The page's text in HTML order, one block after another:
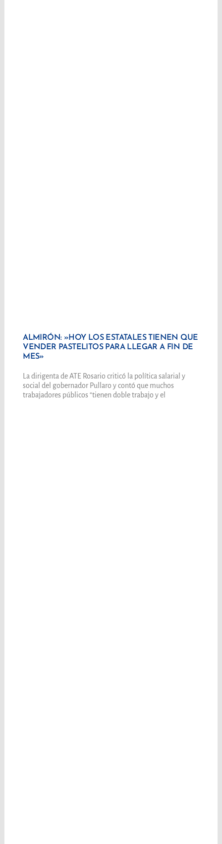
ALMIRÓN: »HOY LOS ESTATALES TIENEN QUE
VENDER PASTELITOS PARA LLEGAR A FIN DE
MES»
La dirigenta de ATE Rosario criticó la política salarial y
social del gobernador Pullaro y contó que muchos
trabajadores públicos “tienen doble trabajo y el